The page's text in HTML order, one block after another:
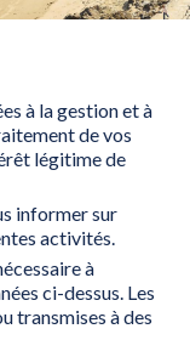
à la gestion et à
de vos
légitime de
informer sur
activités.
à
ci-dessus. Les
transmises à des